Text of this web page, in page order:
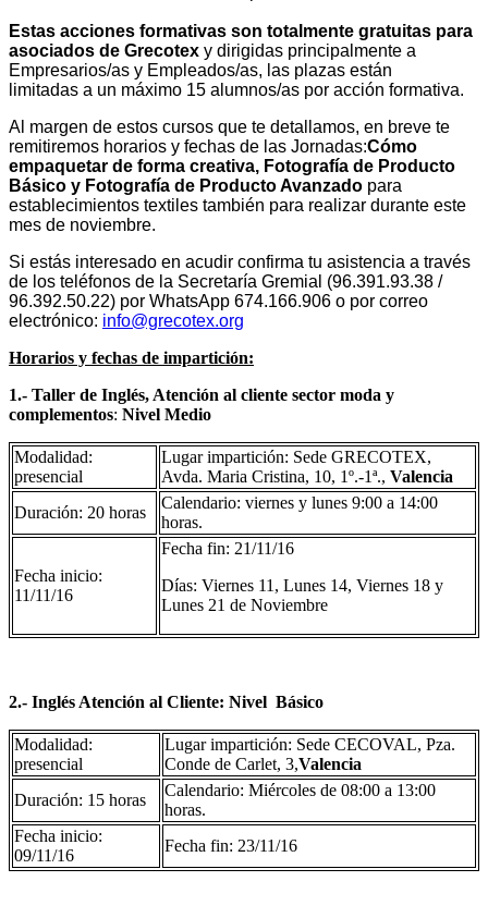
Estas acciones formativas son totalmente gratuitas para
asociados de Grecotex y dirigidas principalmente a
Empresarios/as y Empleados/as, las plazas están
limitadas a un máximo 15 alumnos/as por acción formativa.
Al margen de estos cursos que te detallamos, en breve te
remitiremos horarios y fechas de las Jornadas:Cómo
empaquetar de forma creativa, Fotografía de Producto
Básico y Fotografía de Producto Avanzado para
establecimientos textiles también para realizar durante este
mes de noviembre.
Si estás interesado en acudir confirma tu asistencia a través
de los teléfonos de la Secretaría Gremial (96.391.93.38 /
96.392.50.22) por WhatsApp 674.166.906 o por correo
electrónico: info@grecotex.org
Horarios y fechas de impartición:
1.- Taller de Inglés, Atención al cliente sector moda y
complementos: Nivel Medio
Modalidad:
presencial
Lugar impartición: Sede GRECOTEX,
Avda. Maria Cristina, 10, 1º.-1ª., Valencia
Duración: 20 horas
Calendario: viernes y lunes 9:00 a 14:00
horas.
Fecha inicio:
11/11/16
Fecha fin: 21/11/16
Días: Viernes 11, Lunes 14, Viernes 18 y
Lunes 21 de Noviembre
2.- Inglés Atención al Cliente: Nivel Básico
Modalidad:
presencial
Lugar impartición: Sede CECOVAL, Pza.
Conde de Carlet, 3,Valencia
Duración: 15 horas
Calendario: Miércoles de 08:00 a 13:00
horas.
Fecha inicio:
09/11/16
Fecha fin: 23/11/16